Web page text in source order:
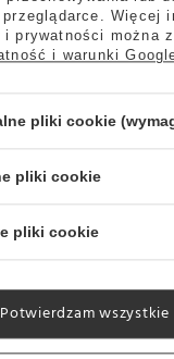
PRZELEWOWY
ją w ekspresie
zmysły.
miłośnikiem
Więcej
i prywatności można
i warunki
pliki cookie
pliki cookie
pliki cookie
Potwierdzam wszystkie